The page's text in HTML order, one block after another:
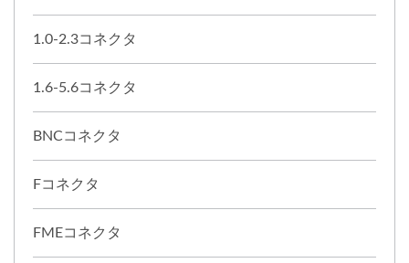
1.0-2.3コネクタ
1.6-5.6コネクタ
BNCコネクタ
Fコネクタ
FMEコネクタ